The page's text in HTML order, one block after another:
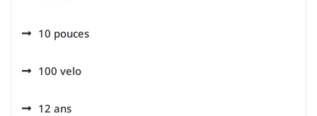
10 pouces
100 velo
12 ans